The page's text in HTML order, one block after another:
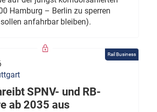
Hamburg – Berlin zu sperren
anfahrbar bleiben).
Rail Business
SPNV- und RB-
ab 2035 aus